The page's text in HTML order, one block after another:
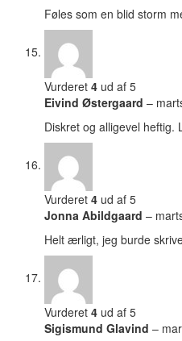
Føles som en blid storm
Vurderet 4 ud af 5
Eivind Østergaard –
Diskret og alligevel heftig.
Vurderet 4 ud af 5
Jonna Abildgaard –
Helt ærligt, jeg burde
Vurderet 4 ud af 5
Sigismund Glavind –